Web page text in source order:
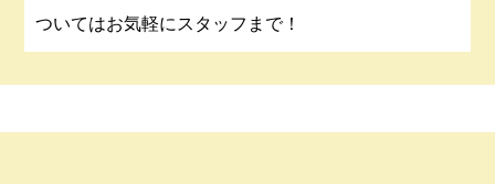
ついてはお気軽にスタッフまで！